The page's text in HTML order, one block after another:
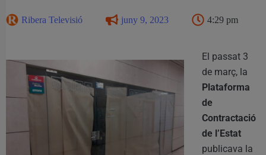
Ribera Televisió juny 9, 2023 4:29 pm
El passat 3
de març, la
Plataforma
de
Contractació
de l’Estat
publicava la